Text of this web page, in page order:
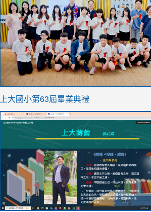
link
https://sites.google.com/stes.tyc.edu.tw/
上大國小第63屆畢業典禮
link